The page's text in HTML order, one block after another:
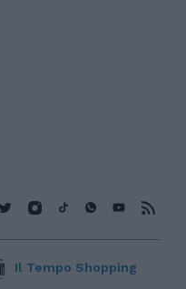
Il Tempo Shopping